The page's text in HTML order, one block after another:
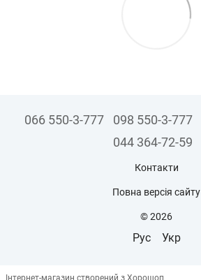
066 550-3-777 098 550-3-777
044 364-72-59
Контакти
Повна версія сайту
© 2026
Рус Укр